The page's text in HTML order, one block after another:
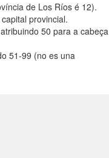
de Los Ríos é 12).
provincial.
50 para a cabeça
51-99 (no es una